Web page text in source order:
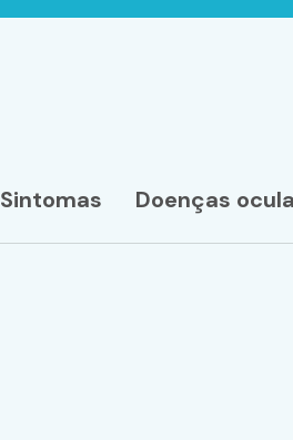
Sintomas Doenças